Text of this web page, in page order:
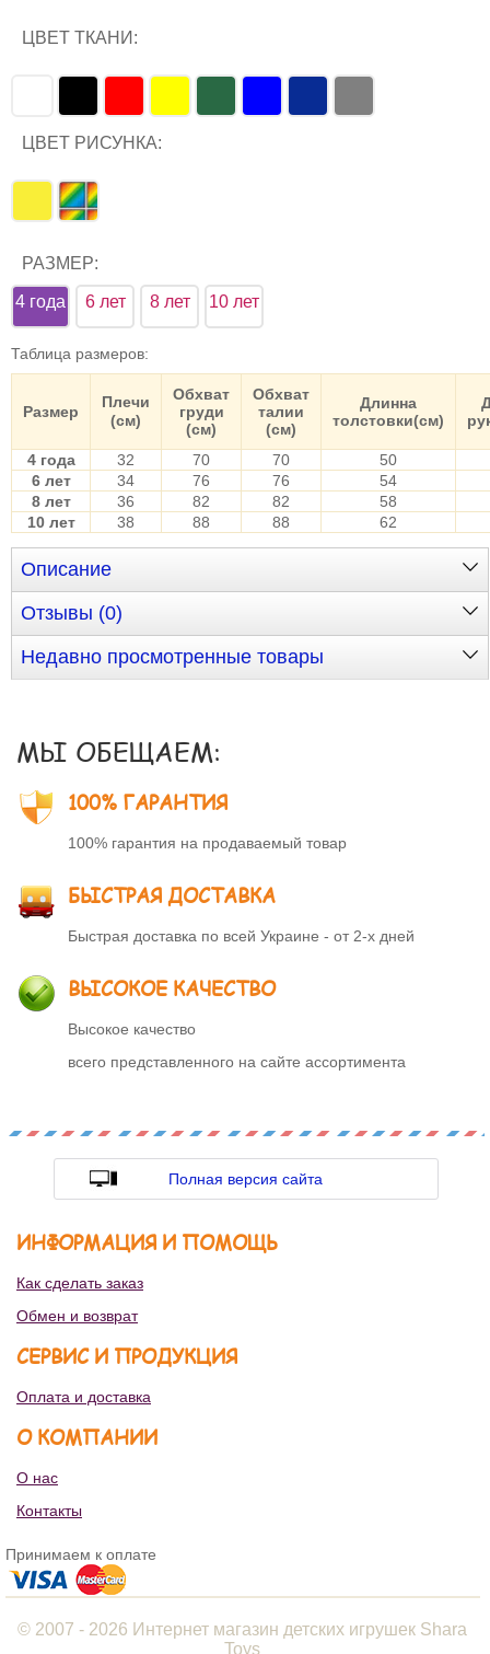
ЦВЕТ ТКАНИ:
ЦВЕТ РИСУНКА:
РАЗМЕР:
4 года 6 лет 8 лет 10 лет
Таблица размеров:
Размер
Плечи
(см)
Обхват
груди
(см)
Обхват
талии
(см)
Длинна
толстовки(см)
4 года 32 70 70
50
6 лет
34 76 76
54
8 лет
36 82 82
58
10 лет
38 88 88 62
Описание
Отзывы (0)
Недавно просмотренные товары
МЫ ОБЕЩАЕМ:
100% ГАРАНТИЯ
100% гарантия на продаваемый товар
БЫСТРАЯ ДОСТАВКА
Быстрая доставка по всей Украине - от 2-х дней
ВЫСОКОЕ КАЧЕСТВО
Высокое качество
всего представленного на сайте ассортимента
Полная версия сайта
ИНФОРМАЦИЯ И ПОМОЩЬ
Как сделать заказ
Обмен и возврат
СЕРВИС И ПРОДУКЦИЯ
Оплата и доставка
О КОМПАНИИ
О нас
Контакты
Принимаем к оплате
© 2007 - 2026 Интернет магазин детских игрушек Shara
Toys